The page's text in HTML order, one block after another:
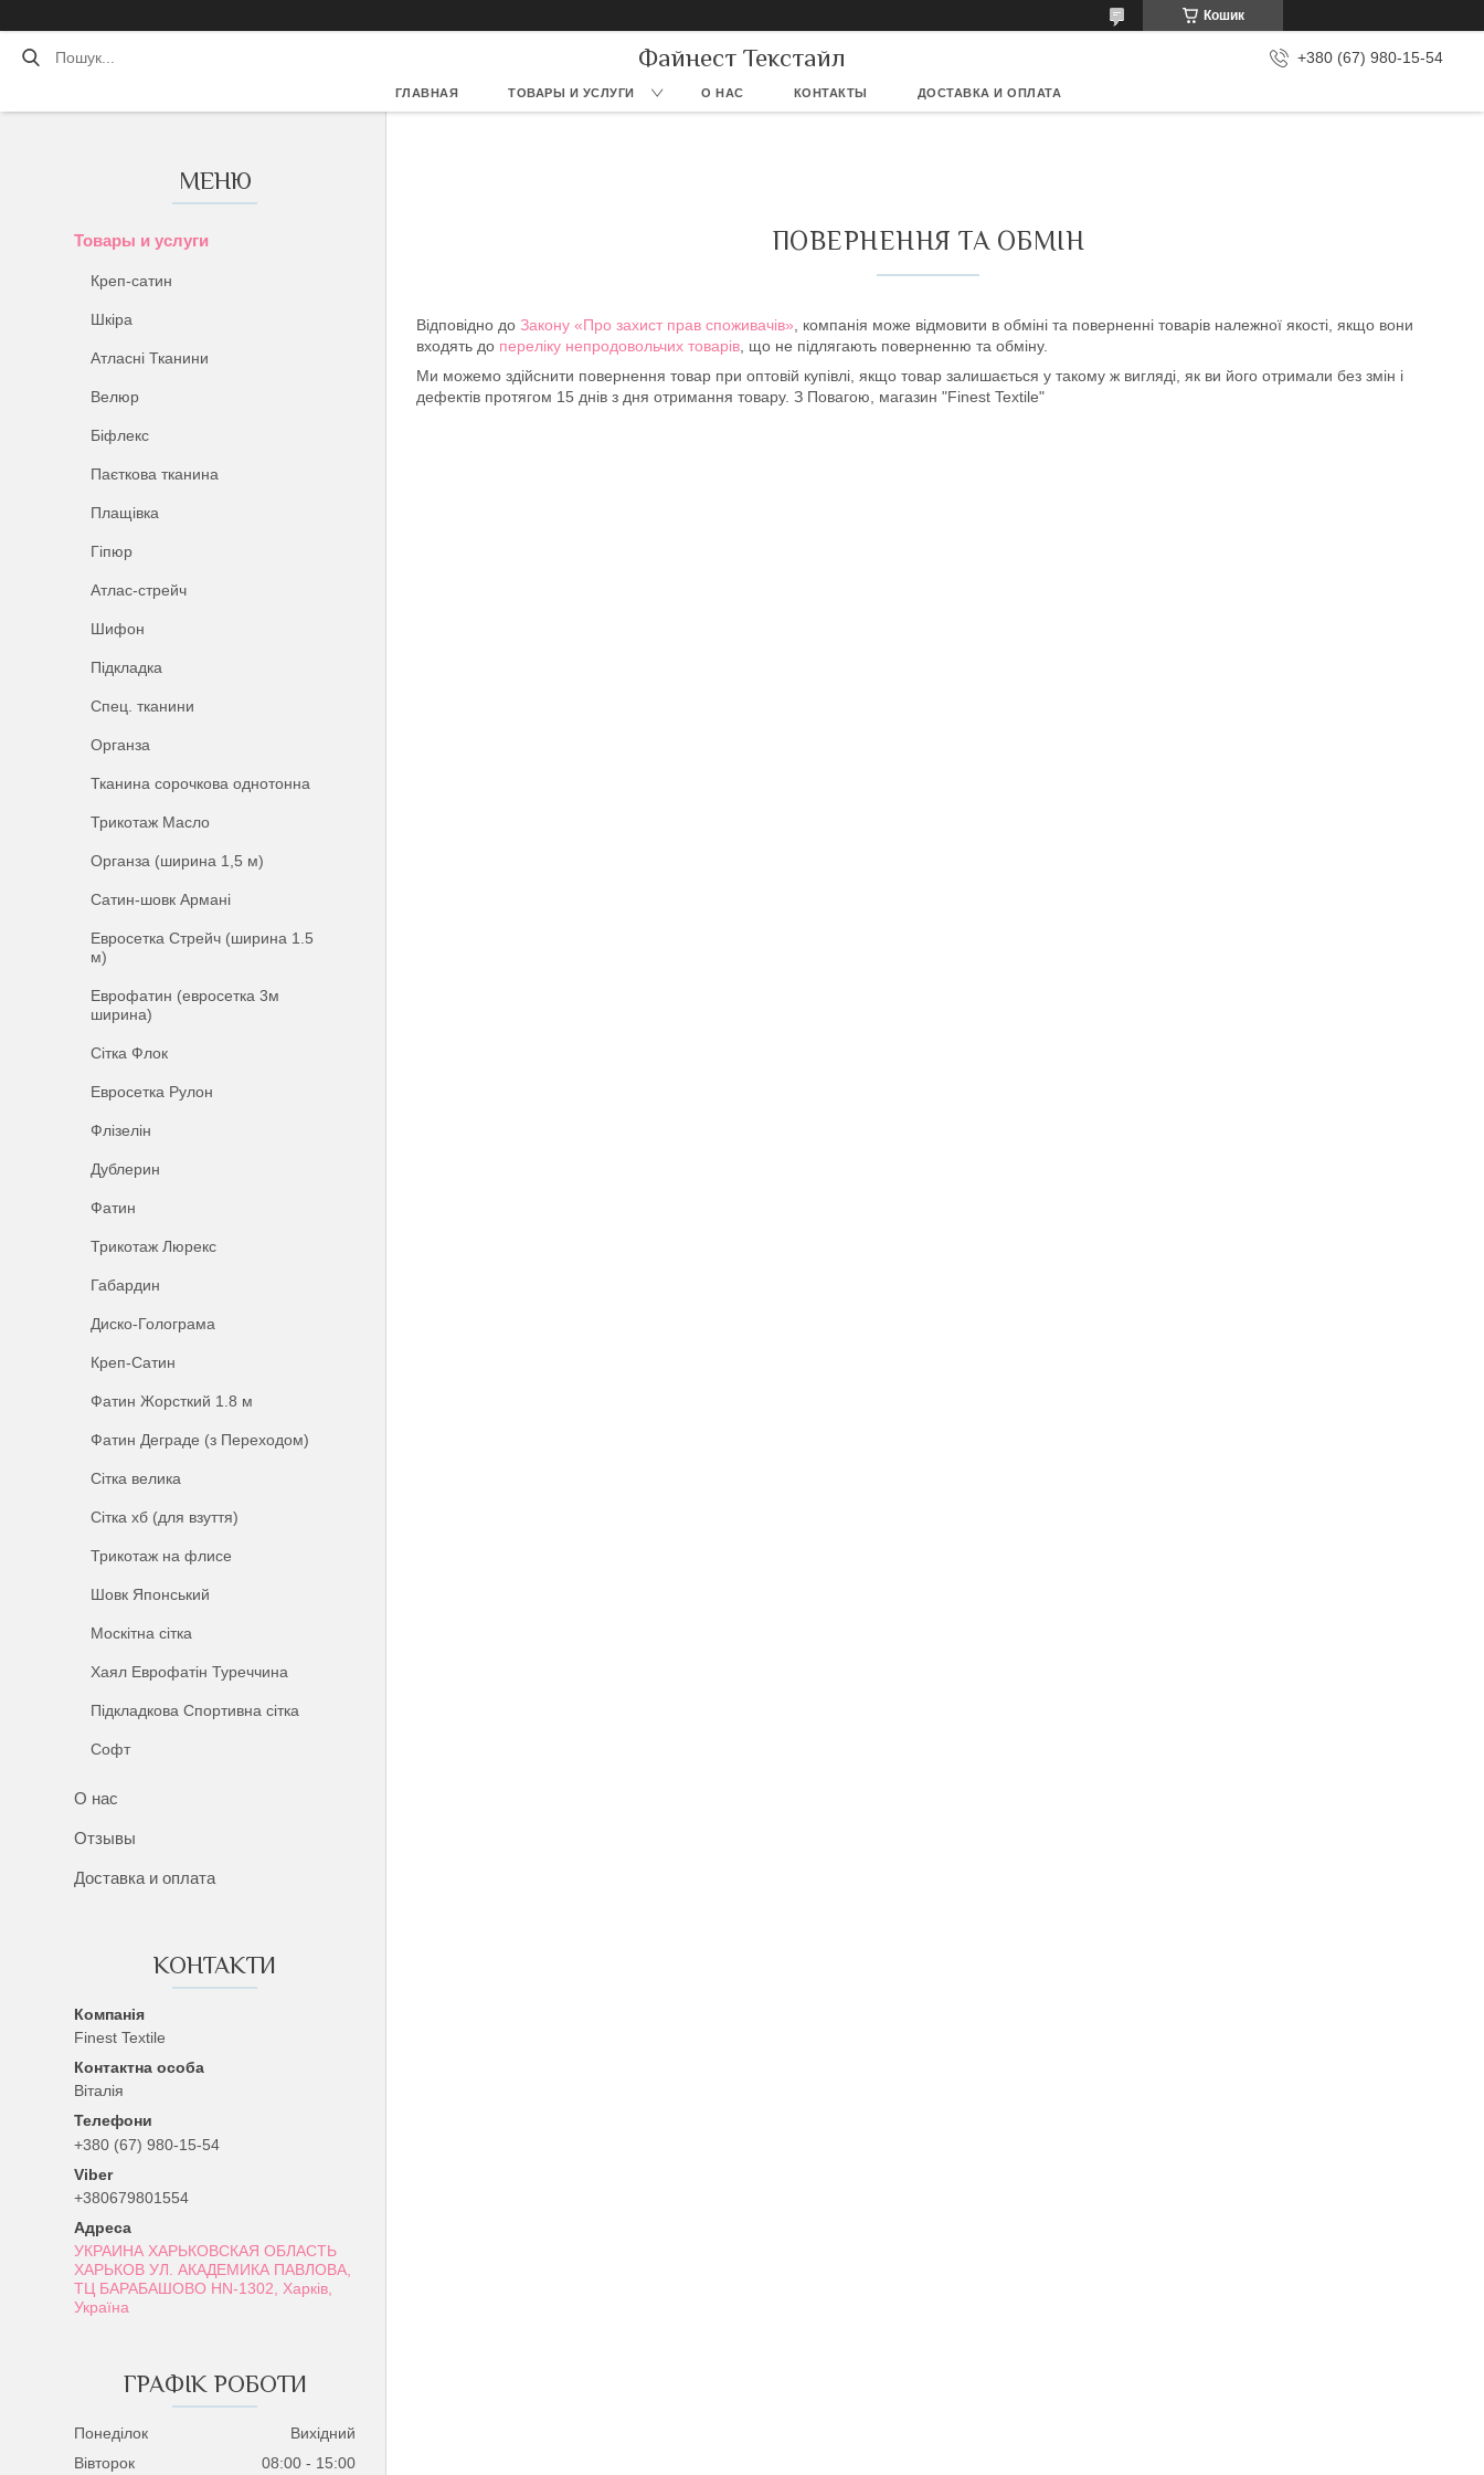
Кошик
Файнест Текстайл +380 (67) 980-15-54
ГЛАВНАЯ ТОВАРЫ И УСЛУГИ О НАС КОНТАКТЫ ДОСТАВКА И ОПЛАТА
Товары и услуги
Креп-сатин
Шкіра
Атласні Тканини
Велюр
Біфлекс
Паєткова тканина
Плащівка
Гіпюр
Атлас-стрейч
Шифон
Підкладка
Спец. тканини
Органза
Тканина сорочкова однотонна
Трикотаж Масло
Органза (ширина 1,5 м)
Сатин-шовк Армані
Евросетка Стрейч (ширина 1.5
м)
Еврофатин (евросетка 3м
ширина)
Сітка Флок
Евросетка Рулон
Флізелін
Дублерин
Фатин
Трикотаж Люрекс
Габардин
Диско-Голограма
Креп-Сатин
Фатин Жорсткий 1.8 м
Фатин Деграде (з Переходом)
Сітка велика
Сітка хб (для взуття)
Трикотаж на флисе
Шовк Японський
Москітна сітка
Хаял Еврофатін Туреччина
Підкладкова Спортивна сітка
Софт
О нас
Отзывы
Доставка и оплата
КОНТАКТИ
Finest Textile
Віталія
+380 (67) 980-15-54
+380679801554
УКРАИНА ХАРЬКОВСКАЯ ОБЛАСТЬ
ХАРЬКОВ УЛ. АКАДЕМИКА ПАВЛОВА,
ТЦ БАРАБАШОВО HN-1302, Харків,
Україна
ГРАФІК РОБОТИ
Понеділок
Вихідний
Вівторок
08:00 15:00
ПОВЕРНЕННЯ ТА ОБМІН
Відповідно до Закону «Про захист прав споживачів» , компанія може відмовити в обміні та поверненні товарів належної якості, якщо вони
входять до переліку непродовольчих товарів, що не підлягають поверненню та обміну.
Ми можемо здійснити повернення товар при оптовій купівлі, якщо товар залишається у такому ж вигляді, як ви його отримали без змін і
дефектів протягом 15 днів з дня отримання товару. З Повагою, магазин "Finest Textile"